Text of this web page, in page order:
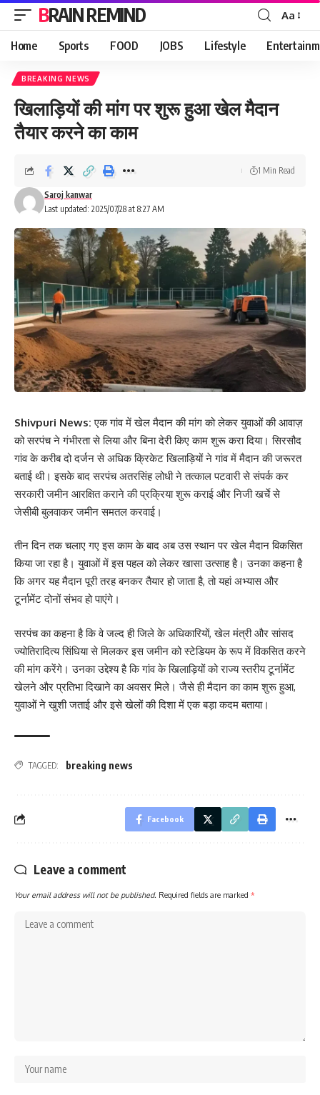
BRAIN REMIND
Font
Resizer
Aa
Home Sports FOOD JOBS Lifestyle
BREAKING NEWS
खिलाड़ियों की मांग पर शुरू हुआ खेल मैदान
तैयार करने का काम
Last updated: 2025/07/28 at 8:27 AM
Saroj kanwar
1 Min Read
Shivpuri News:एक गांव में खेल मैदान की मांग को लेकर युवाओं की आवाज़
को सरपंच ने गंभीरता से लिया और बिना देरी किए काम शुरू करा दिया। सिरसौद
गांव के करीब दो दर्जन से अधिक क्रिकेट खिलाड़ियों ने गांव में मैदान की जरूरत
बताई थी। इसके बाद सरपंच अतरसिंह लोधी ने तत्काल पटवारी से संपर्क कर
सरकारी जमीन आरक्षित कराने की प्रक्रिया शुरू कराई और निजी खर्चे से
जेसीबी बुलवाकर जमीन समतल करवाई।
तीन दिन तक चलाए गए इस काम के बाद अब उस स्थान पर खेल मैदान विकसित
किया जा रहा है। युवाओं में इस पहल को लेकर खासा उत्साह है। उनका कहना है
कि अगर यह मैदान पूरी तरह बनकर तैयार हो जाता है, तो यहां अभ्यास और
टूर्नामेंट दोनों संभव हो पाएंगे।
सरपंच का कहना है कि वे जल्द ही जिले के अधिकारियों, खेल मंत्री और सांसद
ज्योतिरादित्य सिंधिया से मिलकर इस जमीन को स्टेडियम के रूप में विकसित करने
की मांग करेंगे। उनका उद्देश्य है कि गांव के खिलाड़ियों को राज्य स्तरीय टूर्नामेंट
खेलने और प्रतिभा दिखाने का अवसर मिले। जैसे ही मैदान का काम शुरू हुआ,
युवाओं ने खुशी जताई और इसे खेलों की दिशा में एक बड़ा कदम बताया।
TAGGED: breaking news
Facebook
Leave a comment
Your email address will not be published. Required fields are marked *